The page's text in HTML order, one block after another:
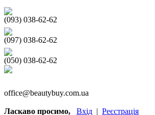
(093) 038-62-62
(097) 038-62-62
(050) 038-62-62
office@beautybuy.com.ua
Ласкаво просимо, Вхід | Реєстрація